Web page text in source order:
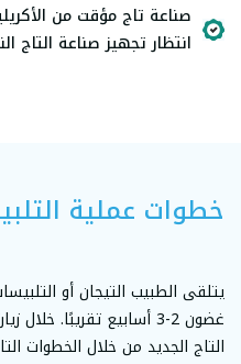
صناعة تاج مؤقت من
انتظار تجهيز صناعة التاج
خطوات عملية
يتلقى الطبيب التيجان أو
غضون 2-3 أسابيع تقريبًا.
التاج الجديد من خلال الخطوات